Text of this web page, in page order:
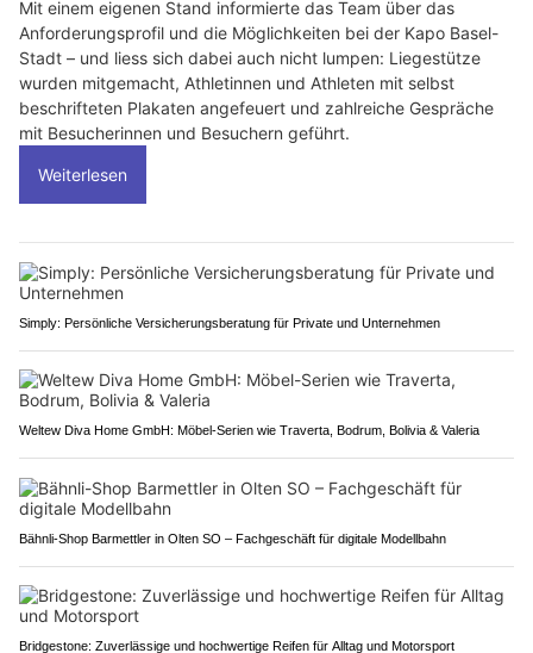
Mit einem eigenen Stand informierte das Team über das
Anforderungsprofil und die Möglichkeiten bei der Kapo Basel-
Stadt – und liess sich dabei auch nicht lumpen: Liegestütze
wurden mitgemacht, Athletinnen und Athleten mit selbst
beschrifteten Plakaten angefeuert und zahlreiche Gespräche
mit Besucherinnen und Besuchern geführt.
Weiterlesen
Simply: Persönliche Versicherungsberatung für Private und Unternehmen
Weltew Diva Home GmbH: Möbel-Serien wie Traverta, Bodrum, Bolivia & Valeria
Bähnli-Shop Barmettler in Olten SO – Fachgeschäft für digitale Modellbahn
Bridgestone: Zuverlässige und hochwertige Reifen für Alltag und Motorsport